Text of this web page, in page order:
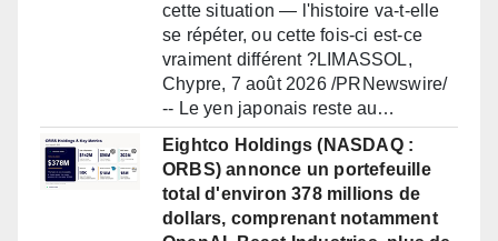
cette situation — l'histoire va-t-elle
se répéter, ou cette fois-ci est-ce
vraiment différent ?LIMASSOL,
Chypre, 7 août 2026 /PRNewswire/
-- Le yen japonais reste au…
Eightco Holdings (NASDAQ :
ORBS) annonce un portefeuille
total d'environ 378 millions de
dollars, comprenant notamment